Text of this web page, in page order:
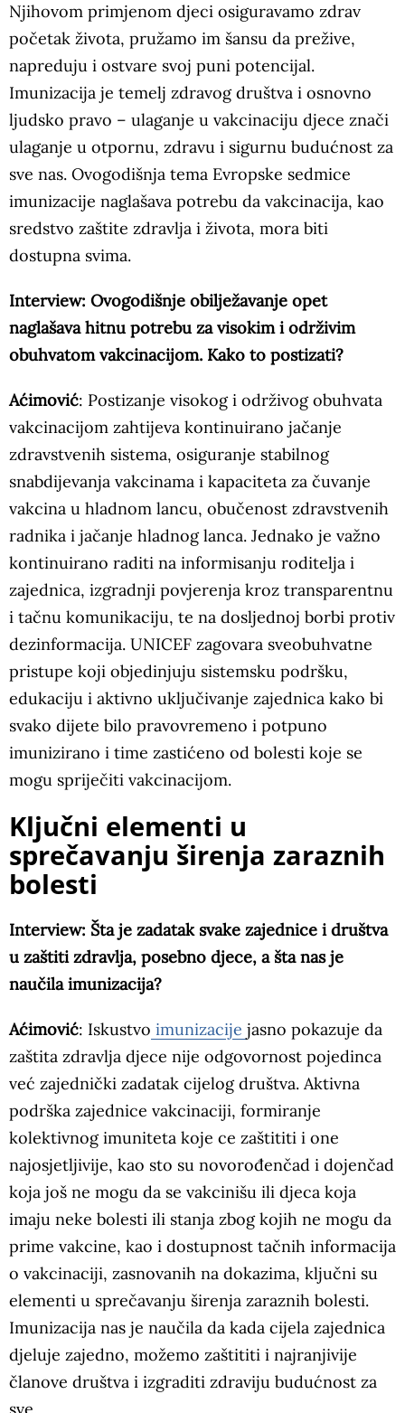
Njihovom primjenom djeci osiguravamo zdrav
početak života, pružamo im šansu da prežive,
napreduju i ostvare svoj puni potencijal.
Imunizacija je temelj zdravog društva i osnovno
ljudsko pravo – ulaganje u vakcinaciju djece znači
ulaganje u otpornu, zdravu i sigurnu budućnost za
sve nas. Ovogodišnja tema Evropske sedmice
imunizacije naglašava potrebu da vakcinacija, kao
sredstvo zaštite zdravlja i života, mora biti
dostupna svima.
Interview: Ovogodišnje obilježavanje opet
naglašava hitnu potrebu za visokim i održivim
obuhvatom vakcinacijom. Kako to postizati?
Aćimović: Postizanje visokog i održivog obuhvata
vakcinacijom zahtijeva kontinuirano jačanje
zdravstvenih sistema, osiguranje stabilnog
snabdijevanja vakcinama i kapaciteta za čuvanje
vakcina u hladnom lancu, obučenost zdravstvenih
radnika i jačanje hladnog lanca. Jednako je važno
kontinuirano raditi na informisanju roditelja i
zajednica, izgradnji povjerenja kroz transparentnu
i tačnu komunikaciju, te na dosljednoj borbi protiv
dezinformacija. UNICEF zagovara sveobuhvatne
pristupe koji objedinjuju sistemsku podršku,
edukaciju i aktivno uključivanje zajednica kako bi
svako dijete bilo pravovremeno i potpuno
imunizirano i time zastićeno od bolesti koje se
mogu spriječiti vakcinacijom.
Ključni elementi u
sprečavanju širenja zaraznih
bolesti
Interview: Šta je zadatak svake zajednice i društva
u zaštiti zdravlja, posebno djece, a šta nas je
naučila imunizacija?
Aćimović: Iskustvo imunizacije jasno pokazuje da
zaštita zdravlja djece nije odgovornost pojedinca
već zajednički zadatak cijelog društva. Aktivna
podrška zajednice vakcinaciji, formiranje
kolektivnog imuniteta koje ce zaštititi i one
najosjetljivije, kao sto su novorođenčad i dojenčad
koja još ne mogu da se vakcinišu ili djeca koja
imaju neke bolesti ili stanja zbog kojih ne mogu da
prime vakcine, kao i dostupnost tačnih informacija
o vakcinaciji, zasnovanih na dokazima, ključni su
elementi u sprečavanju širenja zaraznih bolesti.
Imunizacija nas je naučila da kada cijela zajednica
djeluje zajedno, možemo zaštititi i najranjivije
članove društva i izgraditi zdraviju budućnost za